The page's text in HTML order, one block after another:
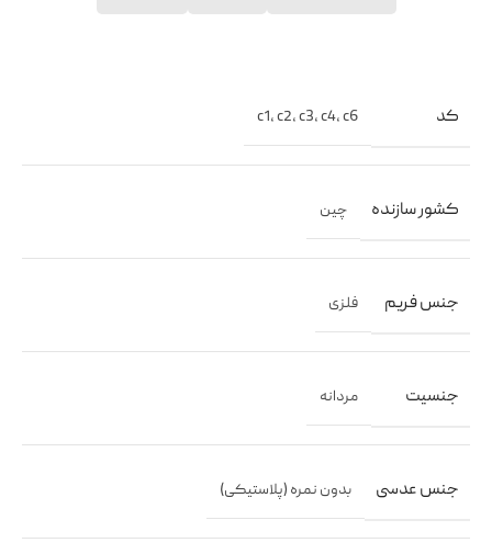
کد c1,c2,c3,c4,c6
کشور سازنده چین
جنس فریم فلزی
جنسیت مردانه
جنس عدسی بدون نمره (پلاستیکی)